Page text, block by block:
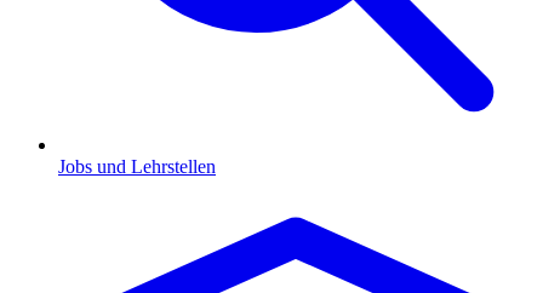
Jobs und Lehrstellen